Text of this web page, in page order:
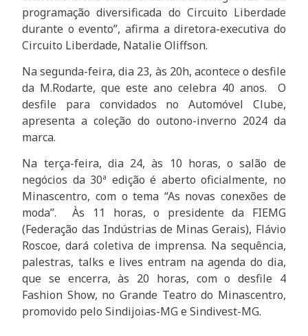
programação diversificada do Circuito Liberdade
durante o evento”, afirma a diretora-executiva do
Circuito Liberdade, Natalie Oliffson.
Na segunda-feira, dia 23, às 20h, acontece o desfile
da M.Rodarte, que este ano celebra 40 anos. O
desfile para convidados no Automóvel Clube,
apresenta a coleção do outono-inverno 2024 da
marca.
Na terça-feira, dia 24, às 10 horas, o salão de
negócios da 30ª edição é aberto oficialmente, no
Minascentro, com o tema “As novas conexões de
moda”. Às 11 horas, o presidente da FIEMG
(Federação das Indústrias de Minas Gerais), Flávio
Roscoe, dará coletiva de imprensa. Na sequência,
palestras, talks e lives entram na agenda do dia,
que se encerra, às 20 horas, com o desfile 4
Fashion Show, no Grande Teatro do Minascentro,
promovido pelo Sindijoias-MG e Sindivest-MG.